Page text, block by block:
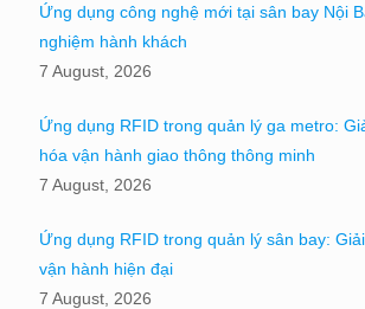
Ứng dụng công nghệ mới tại sân bay Nội
nghiệm hành khách
7 August, 2026
Ứng dụng RFID trong quản lý ga metro:
hóa vận hành giao thông thông minh
7 August, 2026
Ứng dụng RFID trong quản lý sân bay:
vận hành hiện đại
7 August, 2026